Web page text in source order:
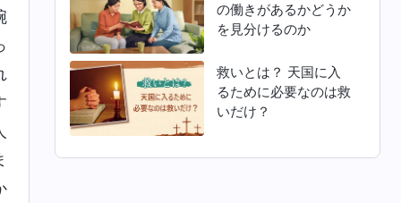
の働きがあるかどうか
を見分けるのか
救いとは？ 天国に入
るために必要なのは救
いだけ？